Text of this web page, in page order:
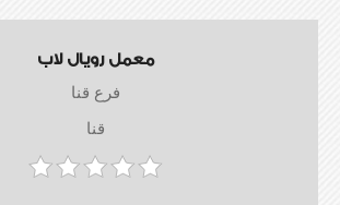
معمل رويال لاب
فرع قنا
قنا